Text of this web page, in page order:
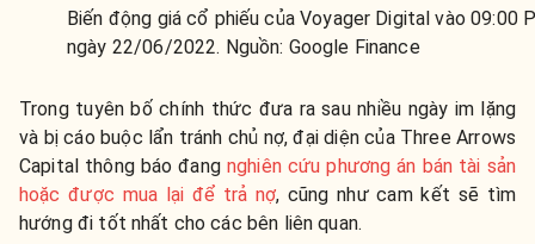
Biến động giá cổ phiếu của Voyager Digital vào 09:00
ngày 22/06/2022. Nguồn: Google Finance
Trong tuyên bố chính thức đưa ra sau nhiều ngày im lặng
và bị cáo buộc lẩn tránh chủ nợ, đại diện của Three Arrows
Capital thông báo đang nghiên cứu phương án bán tài sản
hoặc được mua lại để trả nợ, cũng như cam kết sẽ tìm
hướng đi tốt nhất cho các bên liên quan.